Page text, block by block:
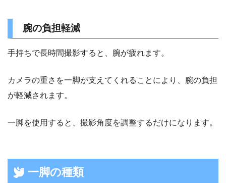
腕の負担軽減
手持ちで長時間撮影すると、腕が疲れます。
カメラの重さを一脚が支えてくれることにより、腕の負担
が軽減されます。
一脚を使用すると、撮影角度を調整するだけになります。
一脚の種類